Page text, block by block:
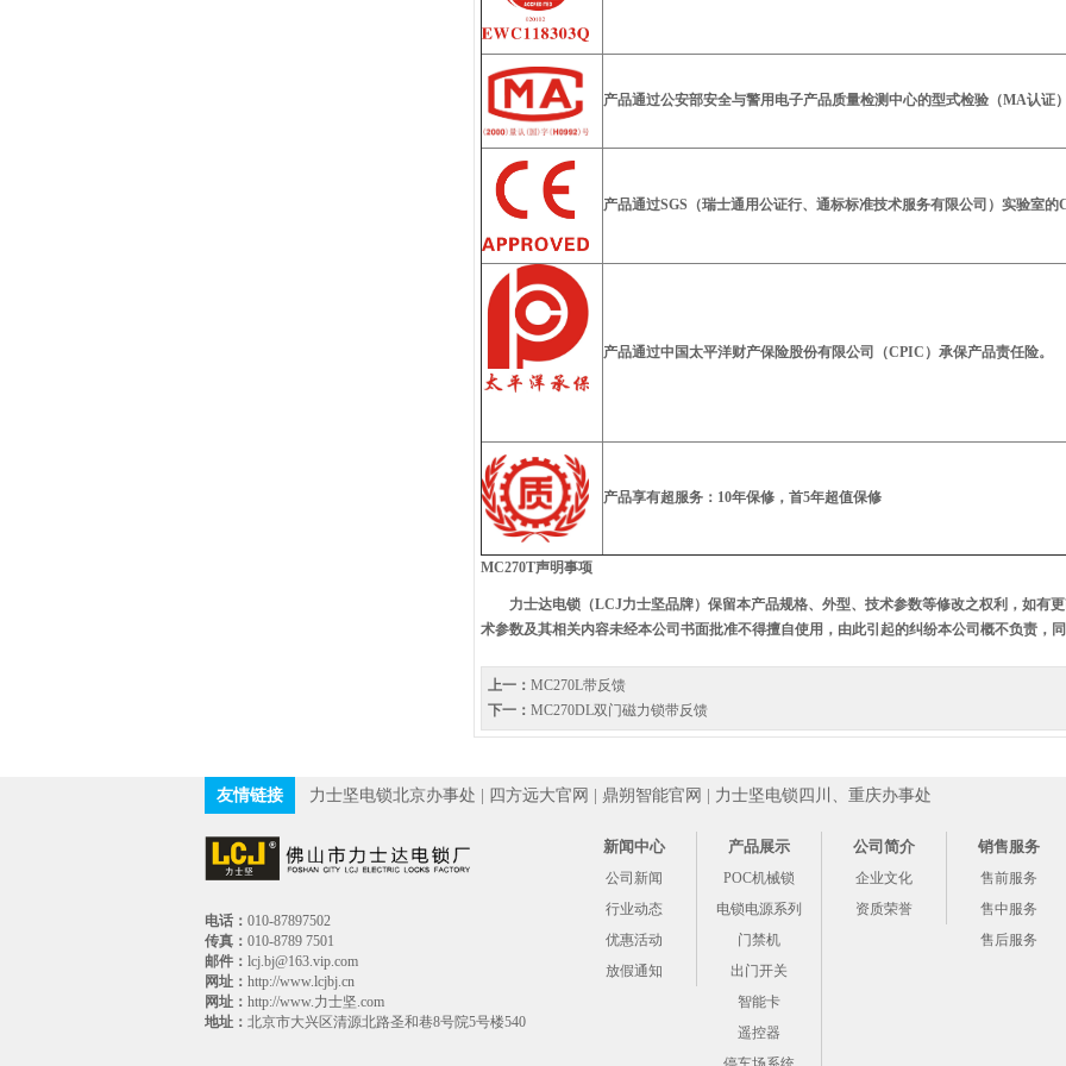
产品通过公安部安全与警用电子产品质量检测中心的型式检验（MA认证）
产品通过SGS（瑞士通用公证行、通标标准技术服务有限公司）实验室的
产品通过中国太平洋财产保险股份有限公司（CPIC）承保产品责任险。
产品享有超服务：10年保修，首5年超值保修
MC270T声明事项
力士达电锁（LCJ力士坚品牌）保留本产品规格、外型、技术参数等修改之权利，如有
术参数及其相关内容未经本公司书面批准不得擅自使用，由此引起的纠纷本公司概不负责，
上一： ​​​​​​​MC270L带反馈
下一： MC270DL双门磁力锁带反馈
友情链接 力士坚电锁北京办事处 四方远大官网 鼎朔智能官网 力士坚电锁四川、重庆办事处
电话： 010-87897502
传真： 010-8789 7501
邮件： lcj.bj@163.vip.com
网址： http://www.lcjbj.cn
网址： http://www.力士坚.com
地址： 北京市大兴区清源北路圣和巷8号院5号楼540
新闻中心
公司新闻
行业动态
优惠活动
放假通知
产品展示
POC机械锁
电锁电源系列
门禁机
出门开关
智能卡
遥控器
公司简介
企业文化
资质荣誉
销售服务
售前服务
售中服务
售后服务